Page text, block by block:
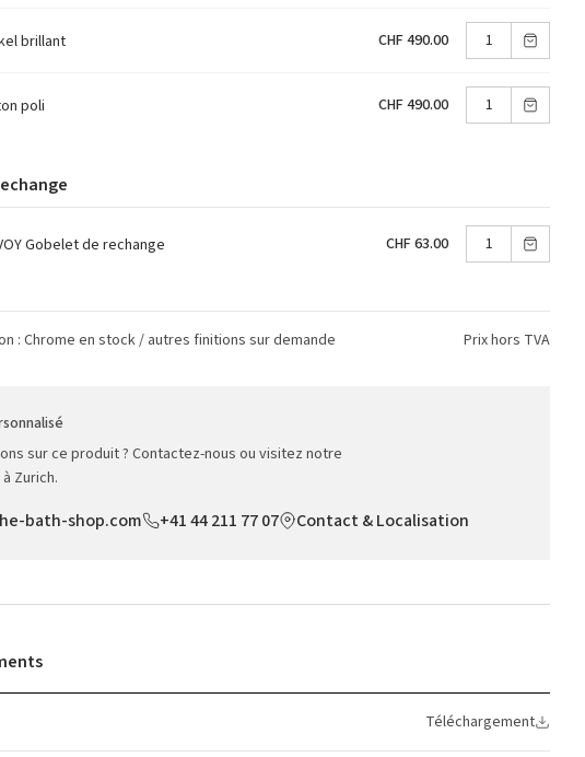
brillant CHF 490.00
poli CHF 490.00
Gobelet de rechange CHF 63.00
: Chrome en stock / autres finitions sur demande Prix hors TVA
sur ce produit ? Contactez-nous ou visitez notre
Zurich.
bath-shop.com +41 44 211 77 07 Contact & Localisation
Téléchargement